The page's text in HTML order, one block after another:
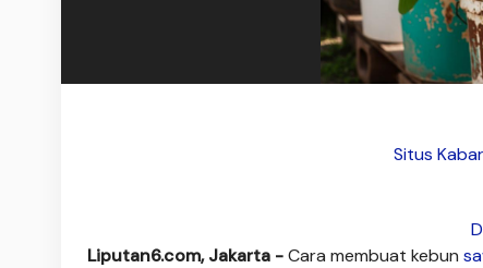
Situs
Liputan6.com, Jakarta -Cara membuat kebun